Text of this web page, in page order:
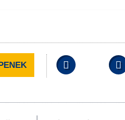
Facebook